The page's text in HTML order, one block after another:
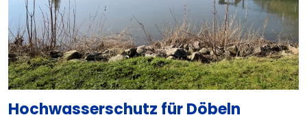
Hochwasserschutz für Döbeln